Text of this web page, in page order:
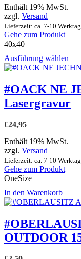
Enthält 19% MwSt.
zzgl. Versand
Lieferzeit: ca. 7-10
Gehe zum Produkt
40x40
Ausführung wählen
auf.
#OACK NE
Lasergravur
€24,95
Enthält 19% MwSt.
zzgl. Versand
Lieferzeit: ca. 7-10
Gehe zum Produkt
OneSize
In den Warenkorb
OUTDOOR